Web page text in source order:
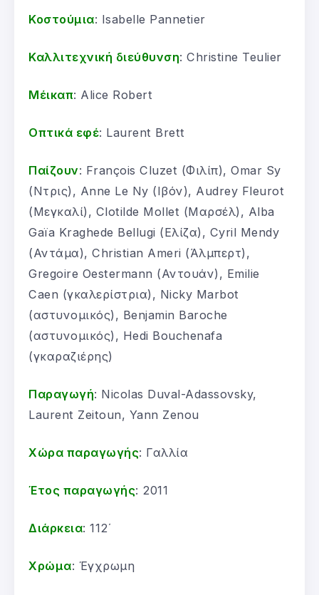
Κοστούμια: Isabelle Pannetier
Καλλιτεχνική διεύθυνση: Christine Teulier
Μέικαπ: Alice Robert
Οπτικά εφέ: Laurent Brett
Παίζουν: François Cluzet (Φιλίπ), Omar Sy
(Ντρις), Anne Le Ny (Ιβόν), Audrey Fleurot
(Μεγκαλί), Clotilde Mollet (Μαρσέλ), Alba
Gaïa Kraghede Bellugi (Ελίζα), Cyril Mendy
(Αντάμα), Christian Ameri (Άλμπερτ),
Gregoire Oestermann (Αντουάν), Emilie
Caen (γκαλερίστρια), Nicky Marbot
(αστυνομικός), Benjamin Baroche
(αστυνομικός), Hedi Bouchenafa
(γκαραζιέρης)
Παραγωγή: Nicolas Duval-Adassovsky,
Laurent Zeitoun, Yann Zenou
Χώρα παραγωγής: Γαλλία
Έτος παραγωγής: 2011
Διάρκεια: 112΄
Χρώμα: Έγχρωμη